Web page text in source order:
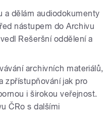
a dělám audiodokumenty
nástupem do Archivu
Rešeršní oddělení a
archivních materiálů,
zpřístupňování jak pro
i širokou veřejnost.
ČRo s dalšími